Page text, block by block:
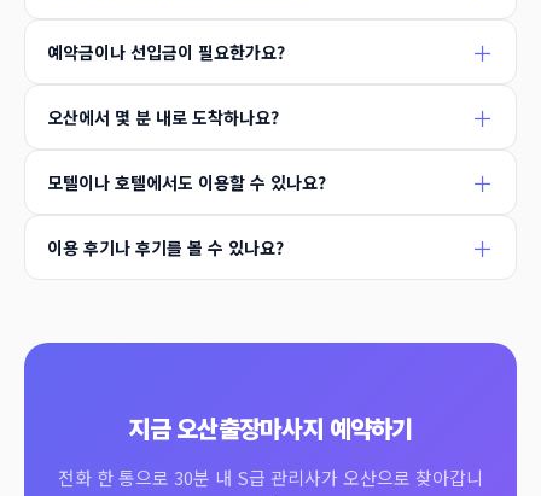
예약금이나 선입금이 필요한가요?
오산에서 몇 분 내로 도착하나요?
모텔이나 호텔에서도 이용할 수 있나요?
이용 후기나 후기를 볼 수 있나요?
지금 오산출장마사지 예약하기
전화 한 통으로 30분 내 S급 관리사가 오산으로 찾아갑니